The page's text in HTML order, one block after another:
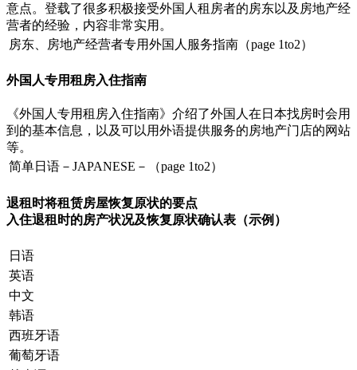
意点。登载了很多积极接受外国人租房者的房东以及房地产经
营者的经验，内容非常实用。
房东、房地产经营者专用外国人服务指南（page 1to2）
外国人专用租房入住指南
《外国人专用租房入住指南》介绍了外国人在日本找房时会用
到的基本信息，以及可以用外语提供服务的房地产门店的网站
等。
简单日语－JAPANESE－（page 1to2）
退租时将租赁房屋恢复原状的要点
入住退租时的房产状况及恢复原状确认表（示例）
日语
英语
中文
韩语
西班牙语
葡萄牙语